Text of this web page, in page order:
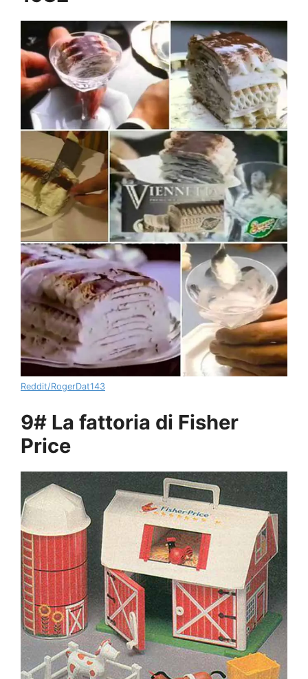
Reddit/RogerDat143
9# La fattoria di Fisher
Price